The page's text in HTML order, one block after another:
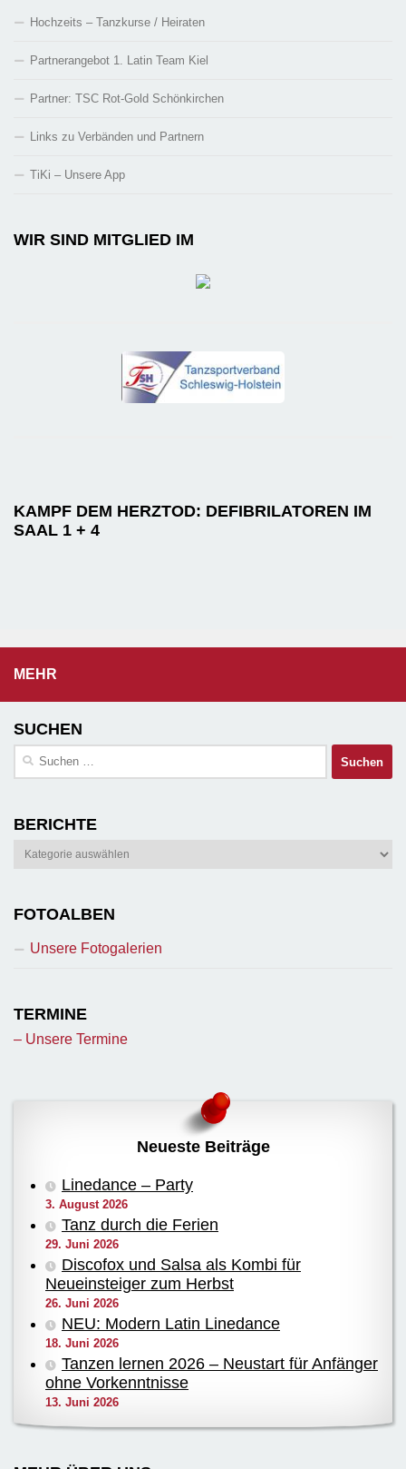
Hochzeits – Tanzkurse / Heiraten
Partnerangebot 1. Latin Team Kiel
Partner: TSC Rot-Gold Schönkirchen
Links zu Verbänden und Partnern
TiKi – Unsere App
WIR SIND MITGLIED IM
KAMPF DEM HERZTOD: DEFIBRILATOREN IM
SAAL 1 + 4
MEHR
SUCHEN
Suchen
BERICHTE
Berichte
FOTOALBEN
Unsere Fotogalerien
TERMINE
– Unsere Termine
Neueste Beiträge
Linedance – Party
3. August 2026
Tanz durch die Ferien
29. Juni 2026
Discofox und Salsa als Kombi für
Neueinsteiger zum Herbst
26. Juni 2026
NEU: Modern Latin Linedance
18. Juni 2026
Tanzen lernen 2026 – Neustart für Anfänger
ohne Vorkenntnisse
13. Juni 2026